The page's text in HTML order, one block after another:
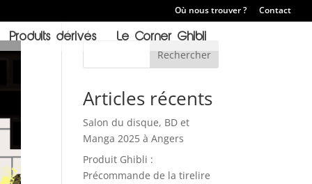
Où nous trouver ? Contact
Produits dérivés Le Corner Ghibli
Rechercher
Articles récents
Salon du disque, BD et
Manga 2025 à Angers
Produit Ghibli :
Précommande de la tirelire